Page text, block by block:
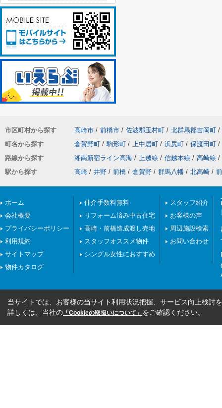
市区町村から探す 高崎市 / 前橋市 / 佐波郡玉村町 / 北群馬郡吉岡町 /
町名から探す
倉賀野町 / 駒形町 / 上中居町 / 浜尻町 / 保渡田町 /
路線から探す
湘南新宿ライン高海 / 上越線 / 信越本線 / 高崎線 /
駅から探す
高崎 / 井野 / 前橋 / 倉賀野 / 群馬八幡 / 北高崎 /
ホーム
会社概要
プライバシーポリシー
利用規約
サイトマップ
物件カタログ
仲介手数料無料
リフォーム済み中古住宅
高崎・前橋造成渡し売地
スタッフオススメ物件
シングル女性におすすめ
スタッフ紹介
お客様の声
周辺施設検索
お問い合わせ
当サイトでは、お客様の当サイト利用状況把握、サービス向上検討
詳しくは、当社の 「Cookieの取扱いについて」 をご確認ください。